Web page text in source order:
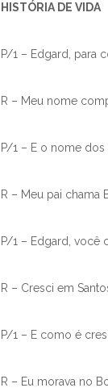
HISTÓRIA DE VIDA
P/1 – Edgard, para
R – Meu nome
P/1 – E o nome dos
R – Meu pai chama
P/1 – Edgard, você
R – Cresci em
P/1 – E como é
R – Eu morava no